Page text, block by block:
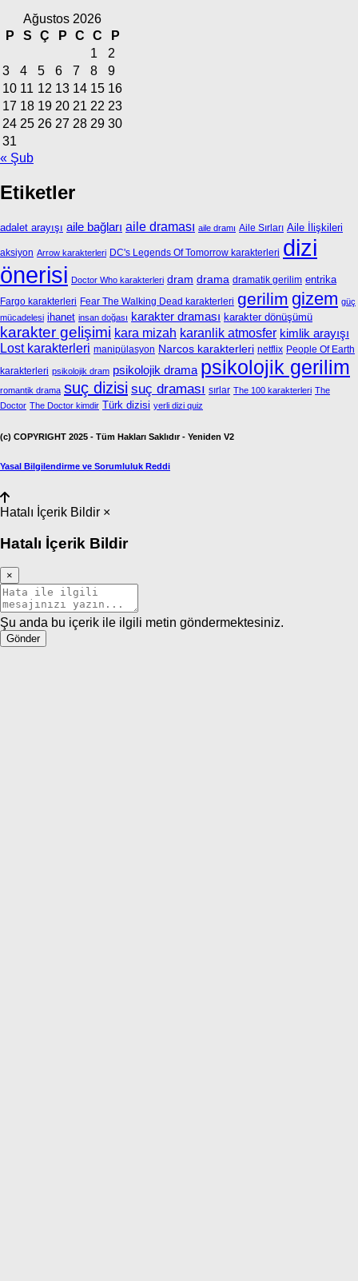
Ağustos 2026
P
S Ç P C C
P
1
2
3
4 5 6 7 8
9
10 11 12 13 14 15 16
17 18 19 20 21 22 23
24 25 26 27 28 29 30
31
« Şub
Etiketler
adalet arayışı aile bağları aile draması aile dramı Aile Sırları Aile İlişkileri
aksiyon Arrow karakterleri DC's Legends Of Tomorrow karakterleri dizi
önerisi Doctor Who karakterleri dram drama dramatik gerilim entrika
Fargo karakterleri Fear The Walking Dead karakterleri gerilim gizem güç
mücadelesi ihanet insan doğası karakter draması karakter dönüşümü
karakter gelişimi kara mizah karanlik atmosfer kimlik arayışı
Lost karakterleri manipülasyon Narcos karakterleri netflix People Of Earth
karakterleri psikolojik dram psikolojik drama psikolojik gerilim
romantik drama suç dizisi suç draması sırlar The 100 karakterleri The
Doctor The Doctor kimdir Türk dizisi yerli dizi quiz
(c) COPYRIGHT 2025 - Tüm Hakları Saklıdır - Yeniden V2
Yasal Bilgilendirme ve Sorumluluk Reddi
Hatalı İçerik Bildir ×
Hatalı İçerik Bildir
×
Şu anda bu içerik ile ilgili metin göndermektesiniz.
Gönder